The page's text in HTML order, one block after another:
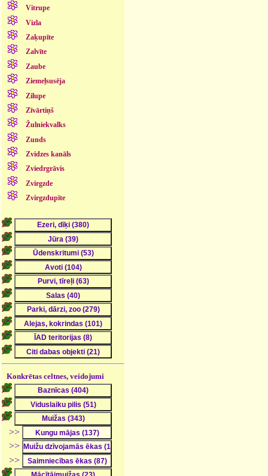
Vitrupe
Vizla
Zaķupīte
Zalvīte
Zaube
Ziemeļsusēja
Zilupe
Zīvārtiņš
Žulniekvalks
Zunds
Zvidzes kanāls
Zviedrgrāvis
Zvirgzde
Zvirgzdupīte
Konkrētas celtnes, veidojumi
>>
>>
>>